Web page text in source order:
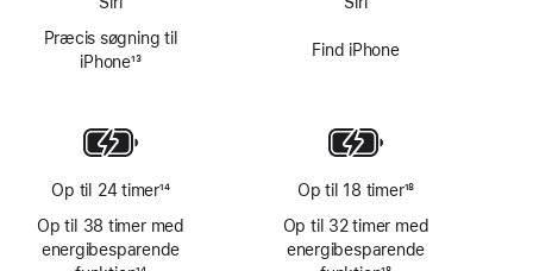
Præcis søgning til
iPhone13
Op til 24 timer14
Op til 38 timer med
energi­­besparende
Find iPhone
Op til 18 timer18
Op til 32 timer med
energi­­besparende